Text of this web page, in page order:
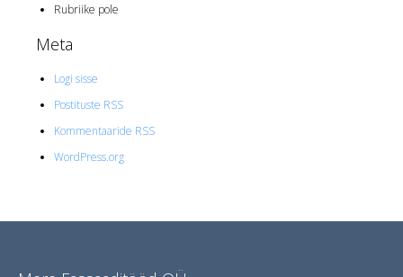
Rubriike pole
Meta
Logi sisse
Postituste RSS
Kommentaaride RSS
WordPress.org